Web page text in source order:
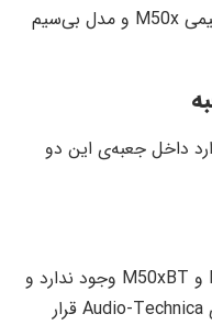
در این مطلب، به‌طور خلاصه، مدل سیمی M50x و مدل بی‌سیم
داخل جعبه‌ی این دو
از نظر بسته‌بندی، تفاوتی میان M50x و M50xBT وجود ندارد و
هر دو در همان جعبه‌ی مقوایی آشنای Audio-Technica قرار